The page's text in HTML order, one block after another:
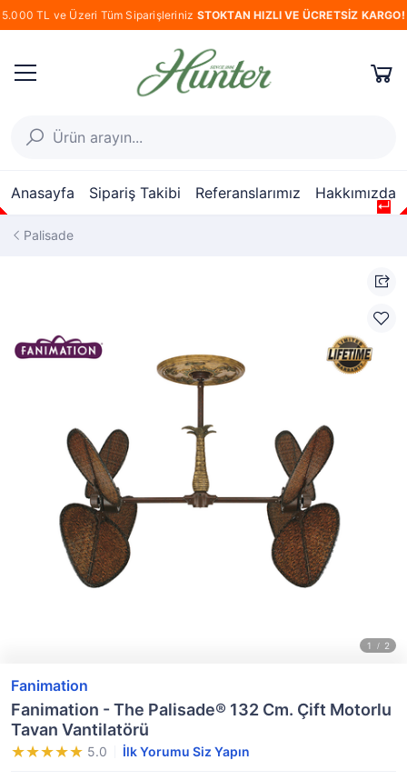
5.000 TL ve Üzeri Tüm Siparişleriniz STOKTAN HIZLI VE ÜCRETSİZ KARGO!
Anasayfa Sipariş Takibi Referanslarımız Hakkımızda
Palisade
Fanimation
Fanimation - The Palisade® 132 Cm. Çift Motorlu
Tavan Vantilatörü
5.0 İlk Yorumu Siz Yapın
↵
↵
↵
↵
↵